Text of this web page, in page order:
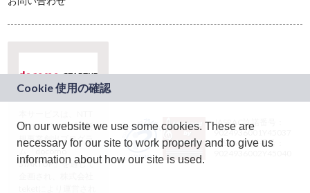
ドコモグループの新
規事業創出プログラ
ム「docomo
STARTUP」を通じて
JASRAC許諾番号：
9024936001Y45037
JASRAC許諾番号：
On our website we use some cookies. These are
necessary for our site to work properly and to give us
information about how our site is used.